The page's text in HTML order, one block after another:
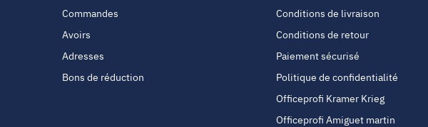
Commandes
Avoirs
Adresses
Bons de réduction
Conditions de livraison
Conditions de retour
Paiement sécurisé
Politique de confidentialité
Officeprofi Kramer Krieg
Officeprofi Amiguet martin